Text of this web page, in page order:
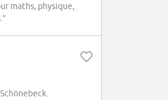
maths, physique,